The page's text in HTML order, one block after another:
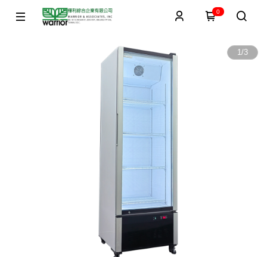
0
1/3